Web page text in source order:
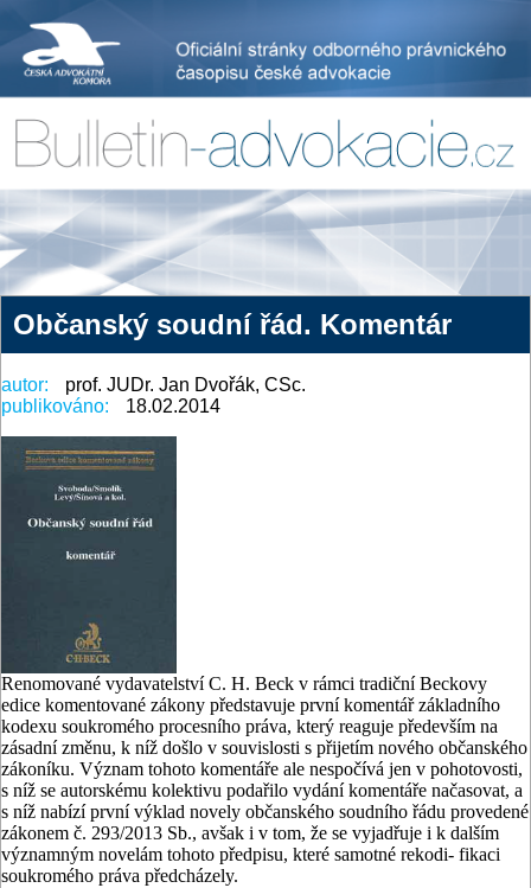
Občanský soudní řád. Komentár
autor:
prof. JUDr. Jan Dvořák, CSc.
publikováno:
18.02.2014
Renomované vydavatelství C. H. Beck v rámci tradiční Beckovy
edice komen­tované zákony představuje první komen­tář základního
kodexu soukromého pro­cesního práva, který reaguje především na
zásadní změnu, k níž došlo v sou­vislosti s přijetím nového občanského
zákoníku. Význam tohoto komentáře ale nespočívá jen v pohotovosti,
s níž se autorskému kolektivu podařilo vy­dání komentáře načasovat, a
s níž na­bízí první výklad novely občanského soudního řádu provedené
zákonem č. 293/2013 Sb., avšak i v tom, že se vy­jadřuje i k dalším
významným novelám tohoto předpisu, které samotné rekodi- fikaci
soukromého práva předcházely.